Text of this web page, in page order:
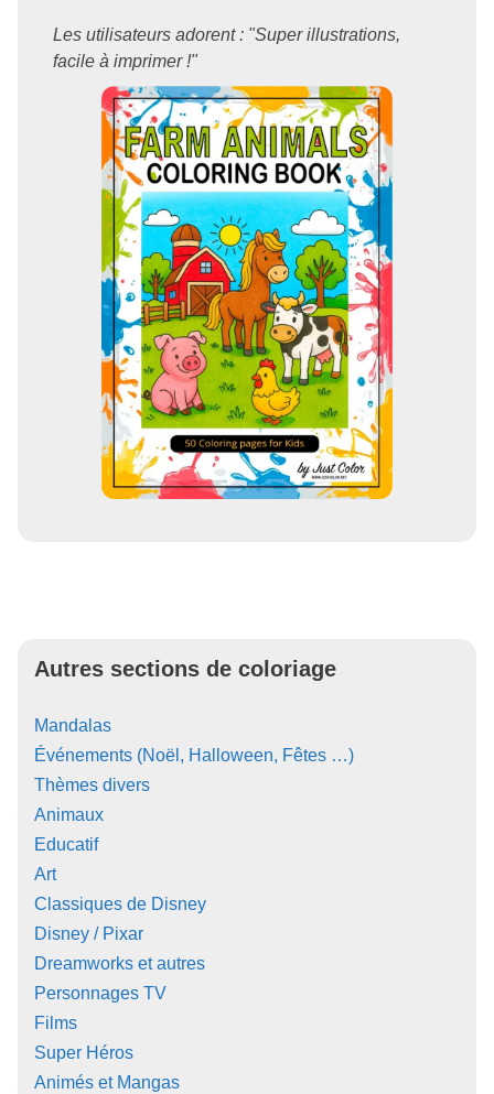
Les utilisateurs adorent : "Super illustrations,
facile à imprimer !"
Autres sections de coloriage
Mandalas
Événements (Noël, Halloween, Fêtes …)
Thèmes divers
Animaux
Educatif
Art
Classiques de Disney
Disney / Pixar
Dreamworks et autres
Personnages TV
Films
Super Héros
Animés et Mangas